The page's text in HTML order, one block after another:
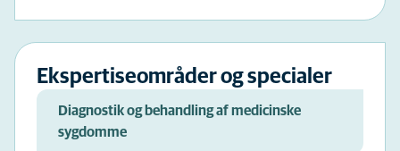
Ekspertiseområder og specialer
Diagnostik og behandling af medicinske
sygdomme